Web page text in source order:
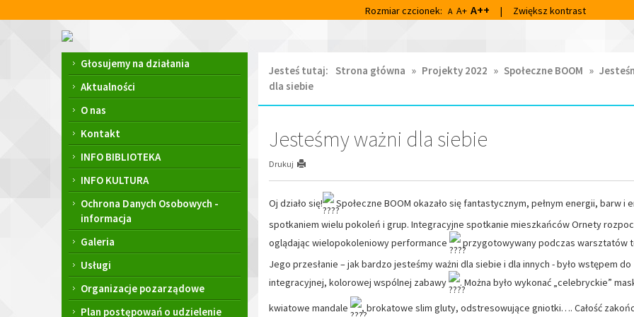
do
do
Rozmiar czcionek: A A+ A++ | Zwiększ kontrast
Centrum
Kultury
Biblioteka
Miejska
Franciszka
Chruściela
Ornecie
Menu
główne
Głosujemy na działania
Aktualności
O nas
Kontakt
INFO BIBLIOTEKA
INFO KULTURA
Ochrona Danych Osobowych -
informacja
Galeria
Usługi
Organizacje pozarządowe
Plan postępowań o udzielenie
Jesteś tutaj: Strona główna » Projekty 2022 » Społeczne BOOM »
dla siebie
Jesteśmy ważni dla siebie
Drukuj
Oj działo się!
Społeczne BOOM okazało się fantastycznym, pełnym energii, barw i
spotkaniem wielu pokoleń i grup. Integracyjne spotkanie mieszkańców Ornety
oglądając wielopokoleniowy performance
przygotowywany podczas warsztatów
Jego przesłanie – jak bardzo jesteśmy ważni dla siebie i dla innych - było wstępem do
integracyjnej, kolorowej wspólnej zabawy
. Można było wykonać „celebryckie”
kwiatowe mandale
, brokatowe slim gluty, odstresowujące gniotki…. Całość